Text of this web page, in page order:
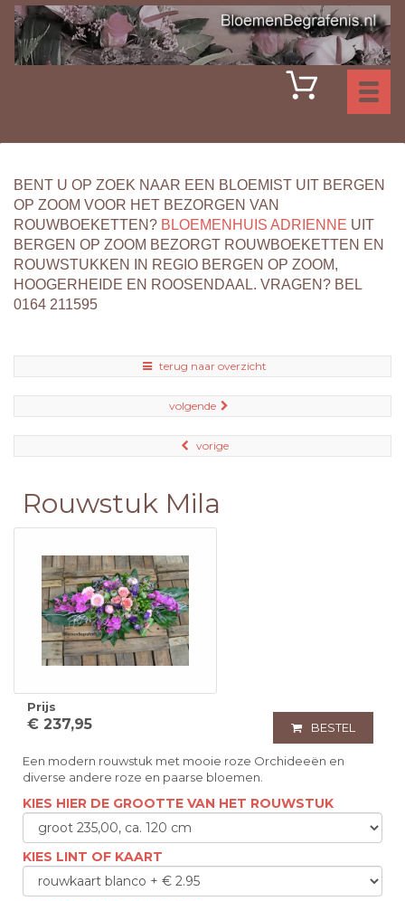
BENT U OP ZOEK NAAR EEN BLOEMIST UIT BERGEN
OP ZOOM VOOR HET BEZORGEN VAN
ROUWBOEKETTEN? BLOEMENHUIS ADRIENNE UIT
BERGEN OP ZOOM BEZORGT ROUWBOEKETTEN EN
ROUWSTUKKEN IN REGIO BERGEN OP ZOOM,
HOOGERHEIDE EN ROOSENDAAL. VRAGEN? BEL
0164 211595
terug naar overzicht
volgende
vorige
Rouwstuk Mila
Prijs
€ 237,95 BESTEL
Een modern rouwstuk met mooie roze Orchideeën en
diverse andere roze en paarse bloemen.
KIES HIER DE GROOTTE VAN HET ROUWSTUK
KIES LINT OF KAART